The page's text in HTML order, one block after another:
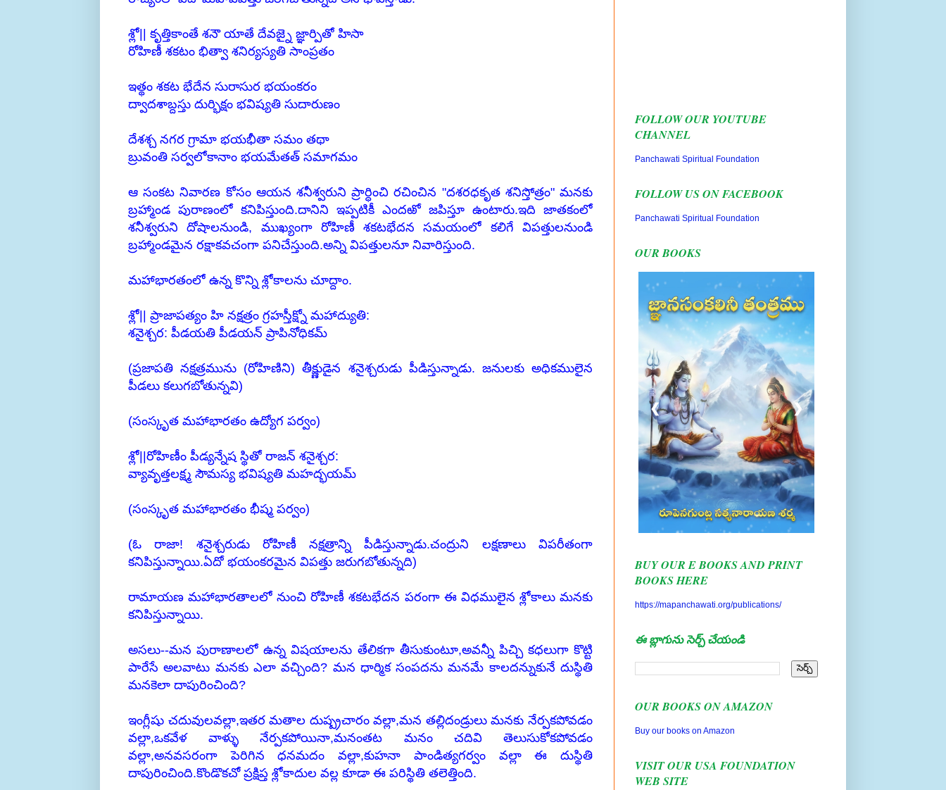
శ్లో|| కృత్తికాంతే శనౌ యాతే దేవజ్నై జ్ఞార్పితో హిసా
రోహిణీ శకటం భిత్వా శనిర్యస్యతి సాంప్రతం
ఇత్థం శకట భేదేన సురాసుర భయంకరం
ద్వాదశాబ్దస్తు దుర్భిక్షం భవిష్యతి సుదారుణం
దేశశ్చ నగర గ్రామా భయభీతా సమం తథా
బ్రువంతి సర్వలోకానాం భయమేతత్ సమాగమం
ఆ సంకట నివారణ కోసం ఆయన శనీశ్వరుని ప్రార్ధించి రచించిన "దశరధకృత శనిస్తోత్రం" మనకు
బ్రహ్మాండ పురాణంలో కనిపిస్తుంది.దానిని ఇప్పటికీ ఎందఱో జపిస్తూ ఉంటారు.ఇది జాతకంలో
శనీశ్వరుని దోషాలనుండి, ముఖ్యంగా రోహిణీ శకటభేదన సమయంలో కలిగే విపత్తులనుండి
బ్రహ్మాండమైన రక్షాకవచంగా పనిచేస్తుంది.అన్ని విపత్తులనూ నివారిస్తుంది.
మహాభారతంలో ఉన్న కొన్ని శ్లోకాలను చూద్దాం.
శ్లో|| ప్రాజాపత్యం హి నక్షత్రం గ్రహస్తీక్ష్నో మహాద్యుతి:
శనైశ్చర: పీడయతి పీడయన్ ప్రాపినోధికమ్
(ప్రజాపతి నక్షత్రమును (రోహిణిని) తీక్ష్ణుడైన శనైశ్చరుడు పీడిస్తున్నాడు. జనులకు అధికములైన
పీడలు కలుగబోతున్నవి)
(సంస్కృత మహాభారతం ఉద్యోగ పర్వం)
శ్లో||రోహిణీం పీడ్యన్నేష స్థితో రాజన్ శనైశ్చర:
వ్యావృత్తలక్ష్మ సౌమస్య భవిష్యతి మహద్భయమ్
(సంస్కృత మహాభారతం భీష్మ పర్వం)
(ఓ రాజా! శనైశ్చరుడు రోహిణీ నక్షత్రాన్ని పీడిస్తున్నాడు.చంద్రుని లక్షణాలు విపరీతంగా
కనిపిస్తున్నాయి.ఏదో భయంకరమైన విపత్తు జరుగబోతున్నది)
రామాయణ మహాభారతాలలో నుంచి రోహిణీ శకటభేదన పరంగా ఈ విధములైన శ్లోకాలు మనకు
కనిపిస్తున్నాయి.
అసలు--మన పురాణాలలో ఉన్న విషయాలను తేలికగా తీసుకుంటూ,అవన్నీ పిచ్చి కధలుగా కొట్టి
పారేసే అలవాటు మనకు ఎలా వచ్చింది? మన ధార్మిక సంపదను మనమే కాలదన్నుకునే దుస్థితి
మనకెలా దాపురించింది?
ఇంగ్లీషు చదువులవల్లా,ఇతర మతాల దుష్ప్రచారం వల్లా,మన తల్లిదండ్రులు మనకు నేర్పకపోవడం
వల్లా,ఒకవేళ వాళ్ళు నేర్పకపోయినా,మనంతట మనం చదివి తెలుసుకోకపోవడం
వల్లా,అనవసరంగా పెరిగిన ధనమదం వల్లా,కుహనా పాండిత్యగర్వం వల్లా ఈ దుస్థితి
దాపురించింది.కొండొకచో ప్రక్షిప్త శ్లోకాదుల వల్ల కూడా ఈ పరిస్థితి తలెత్తింది.
FOLLOW OUR YOUTUBE
CHANNEL
Panchawati Spiritual Foundation
FOLLOW US ON FACEBOOK
Panchawati Spiritual Foundation
OUR BOOKS
❮ ❯
BUY OUR E BOOKS AND PRINT
BOOKS HERE
https://mapanchawati.org/publications/
ఈ బ్లాగును సెర్చ్ చేయండి
OUR BOOKS ON AMAZON
Buy our books on Amazon
VISIT OUR USA FOUNDATION
WEB SITE